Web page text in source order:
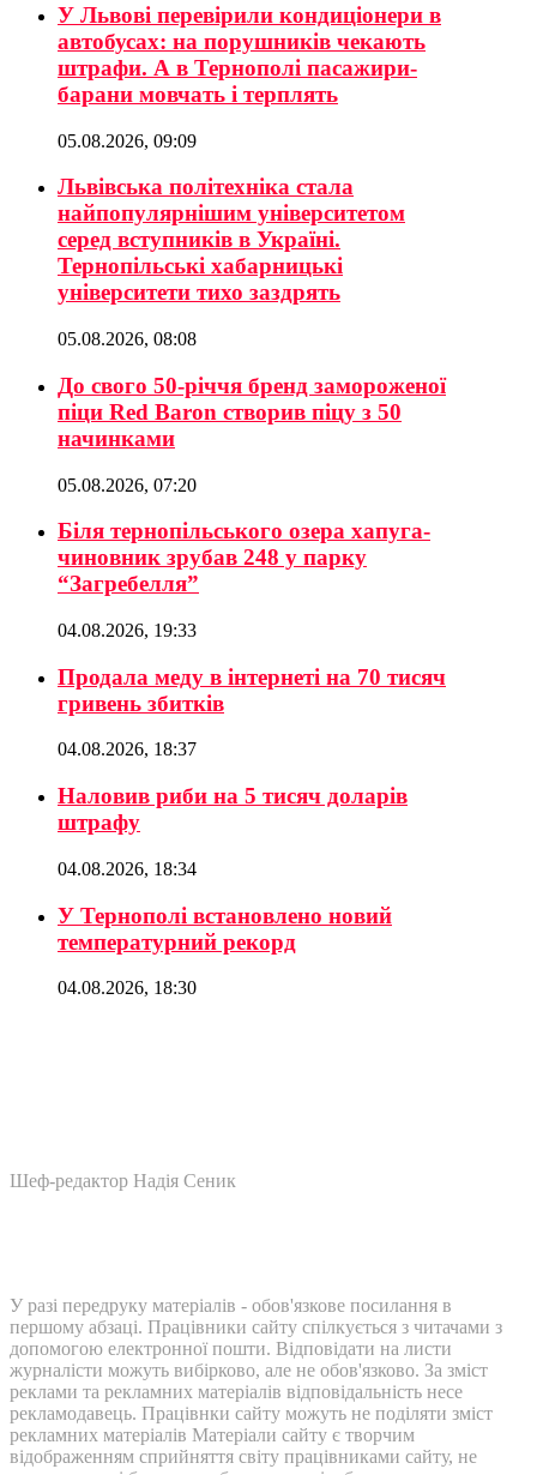
У Львові перевірили кондиціонери в
автобусах: на порушників чекають
штрафи. А в Тернополі пасажири-
барани мовчать і терплять
05.08.2026, 09:09
Львівська політехніка стала
найпопулярнішим університетом
серед вступників в Україні.
Тернопільські хабарницькі
університети тихо заздрять
05.08.2026, 08:08
До свого 50-річчя бренд замороженої
піци Red Baron створив піцу з 50
начинками
05.08.2026, 07:20
Біля тернопільського озера хапуга-
чиновник зрубав 248 у парку
“Загребелля”
04.08.2026, 19:33
Продала меду в інтернеті на 70 тисяч
гривень збитків
04.08.2026, 18:37
Наловив риби на 5 тисяч доларів
штрафу
04.08.2026, 18:34
У Тернополі встановлено новий
температурний рекорд
04.08.2026, 18:30
Шеф-редактор Надія Сеник
У разі передруку матеріалів - обов'язкове посилання в
першому абзаці. Працівники сайту спілкується з читачами з
допомогою електронної пошти. Відповідати на листи
журналісти можуть вибірково, але не обов'язково. За зміст
реклами та рекламних матеріалів відповідальність несе
рекламодавець. Працівнки сайту можуть не поділяти зміст
рекламних матеріалів Матеріали сайту є творчим
відображенням сприйняття світу працівниками сайту, не